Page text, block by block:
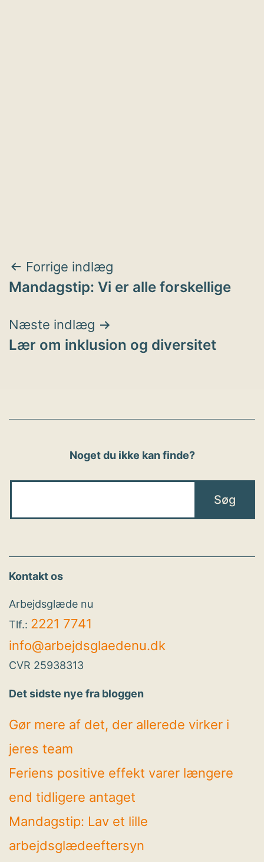
Indlægsnavigation
Forrige indlæg
Mandagstip: Vi er alle forskellige
Næste indlæg
Lær om inklusion og diversitet
Noget du ikke kan finde?
Kontakt os
Arbejdsglæde nu
Tlf.: 2221 7741
info@arbejdsglaedenu.dk
CVR 25938313
Det sidste nye fra bloggen
Gør mere af det, der allerede virker i
jeres team
Feriens positive effekt varer længere
end tidligere antaget
Mandagstip: Lav et lille
arbejdsglædeeftersyn